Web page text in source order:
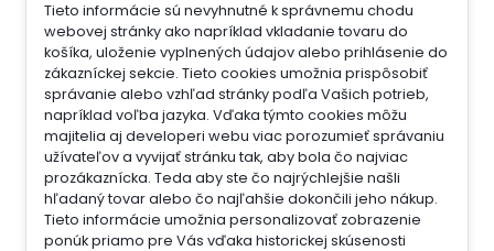
Tieto informácie sú nevyhnutné k správnemu chodu
webovej stránky ako napríklad vkladanie tovaru do
košíka, uloženie vyplnených údajov alebo prihlásenie do
zákazníckej sekcie. Tieto cookies umožnia prispôsobiť
správanie alebo vzhľad stránky podľa Vašich potrieb,
napríklad voľba jazyka. Vďaka týmto cookies môžu
majitelia aj developeri webu viac porozumieť správaniu
užívateľov a vyvijať stránku tak, aby bola čo najviac
prozákaznícka. Teda aby ste čo najrýchlejšie našli
hľadaný tovar alebo čo najľahšie dokončili jeho nákup.
Tieto informácie umožnia personalizovať zobrazenie
ponúk priamo pre Vás vďaka historickej skúsenosti